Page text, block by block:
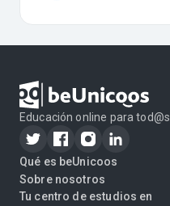
Educación online para tod@s
Qué es beUnicoos
Sobre nosotros
Tu centro de estudios en